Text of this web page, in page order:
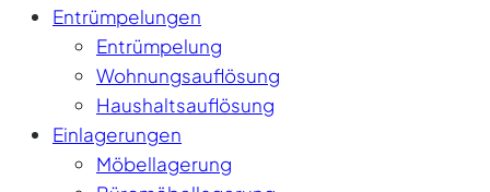
Entrümpelungen
Entrümpelung
Wohnungsauflösung
Haushaltsauflösung
Einlagerungen
Möbellagerung